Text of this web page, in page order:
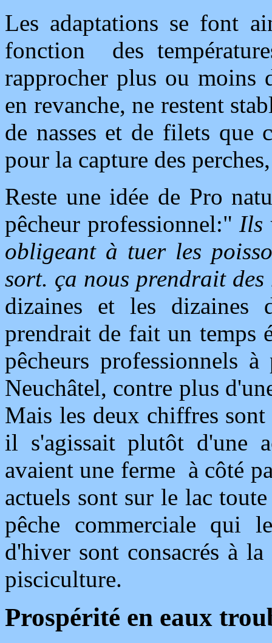
Les adaptations se font
fonction des
rapprocher plus ou moins
en revanche, ne restent
de nasses et de filets que
pour la capture des
Reste une idée de Pro
pêcheur professionnel:" Ils
obligeant à tuer les
sort. ça nous prendrait
dizaines et les dizaines
prendrait de fait un temps
pêcheurs professionnels
Neuchâtel, contre plus
Mais les deux chiffres
il s'agissait plutôt d'une
avaient une ferme à côté
actuels sont sur le lac
pêche commerciale qui
d'hiver sont consacrés à
pisciculture.
Prospérité en eaux